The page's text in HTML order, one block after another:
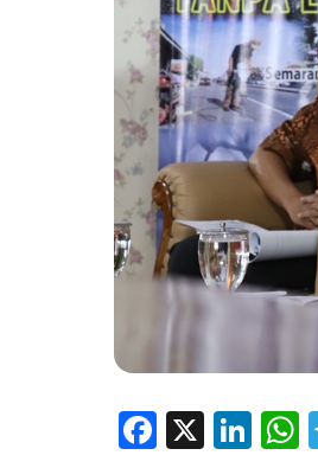
F
X
Li